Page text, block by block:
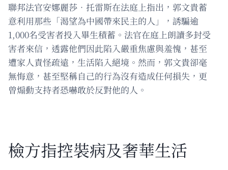
聯邦法官安娜麗莎．托雷斯在法庭上指出，郭文貴蓄
意利用那些「渴望為中國帶來民主的人」，誘騙逾
1,000名受害者投入畢生積蓄。法官在庭上朗讀多封受
害者來信，透露他們因此陷入嚴重焦慮與羞愧，甚至
遭家人責怪疏遠，生活陷入絕境。然而，郭文貴卻毫
無悔意，甚至堅稱自己的行為沒有造成任何損失，更
曾煽動支持者恐嚇敢於反對他的人。
檢方指控裝病及奢華生活